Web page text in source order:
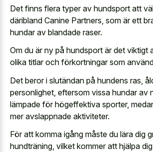
Det finns flera typer av hundsport att
däribland Canine Partners, som är ett
hundar av blandade raser.
Om du är ny på hundsport är det viktigt
olika titlar och förkortningar som
Det beror i slutändan på hundens ras,
personlighet, eftersom vissa hundar av
lämpade för högeffektiva sporter,
mer avslappnade aktiviteter.
För att komma igång måste du lära dig
hundträning, vilket kommer att hjälpa